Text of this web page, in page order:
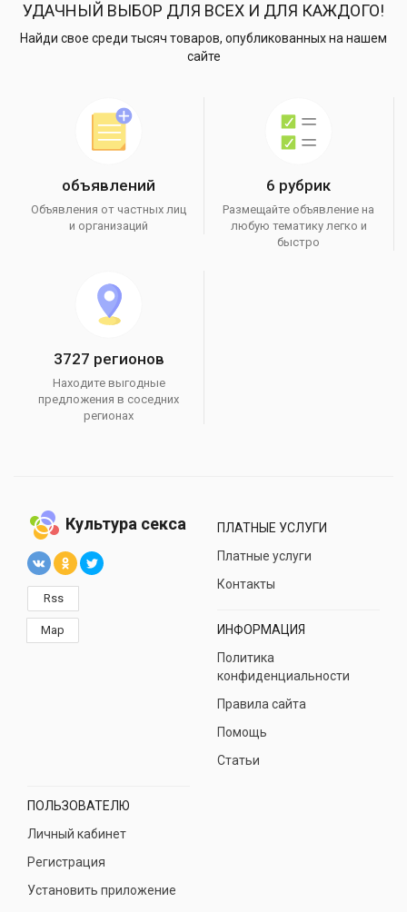
УДАЧНЫЙ ВЫБОР ДЛЯ ВСЕХ И ДЛЯ КАЖДОГО!
Найди свое среди тысяч товаров, опубликованных на нашем
сайте
объявлений
Объявления от частных лиц
и организаций
6 рубрик
Размещайте объявление на
любую тематику легко и
быстро
3727 регионов
Находите выгодные
предложения в соседних
регионах
Культура секса
Rss
Map
ПЛАТНЫЕ УСЛУГИ
Платные услуги
Контакты
ИНФОРМАЦИЯ
Политика
конфиденциальности
Правила сайта
Помощь
Статьи
ПОЛЬЗОВАТЕЛЮ
Личный кабинет
Регистрация
Установить приложение